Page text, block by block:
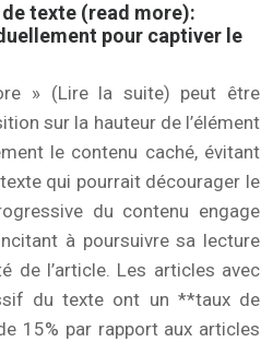
texte (read more):
pour captiver le
» (Lire la suite) peut être
sur la hauteur de l’élément
le contenu caché, évitant
qui pourrait décourager le
du contenu engage
à poursuivre sa lecture
de l’article. Les articles avec
du texte ont un **taux de
15% par rapport aux articles